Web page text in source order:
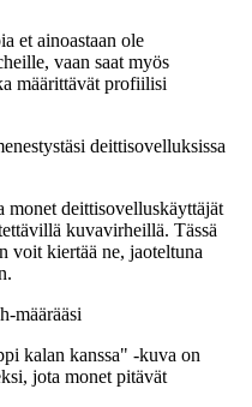
et ainoastaan ole
vaan saat myös
määrittävät profiilisi
deittisovelluksissa
monet deittisovelluskäyttäjät
kuvavirheillä. Tässä
voit kiertää ne, jaoteltuna
määrääsi
kalan kanssa" -kuva on
jota monet pitävät